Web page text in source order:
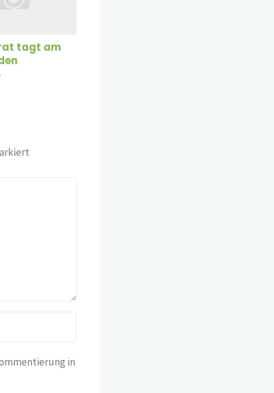
tagt am
in